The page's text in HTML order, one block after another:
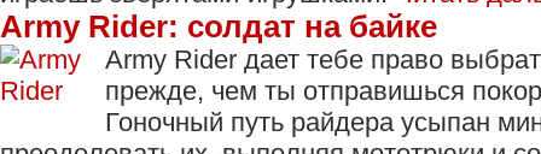
Army Rider: солдат на байке
Army Rider дает тебе право
прежде, чем ты отправишься
Гоночный путь райдера усыпан